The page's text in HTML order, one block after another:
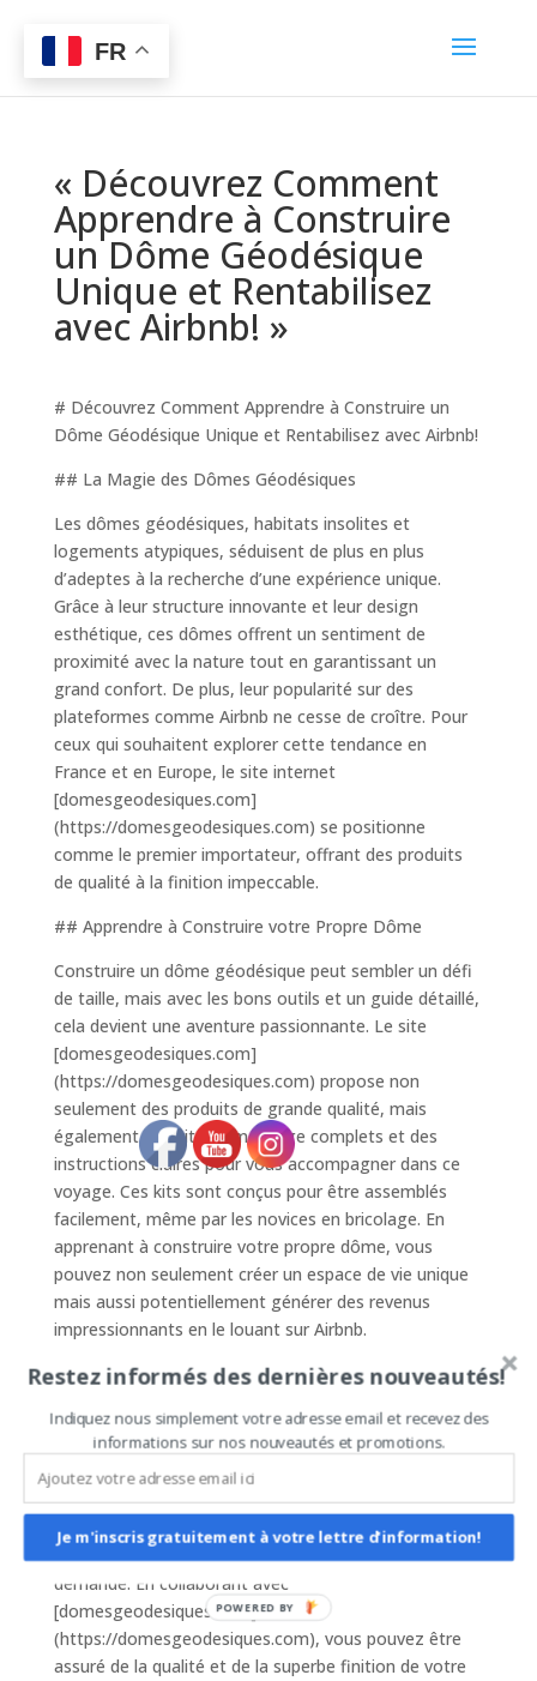
« Découvrez Comment
Apprendre à Construire
un Dôme Géodésique
Unique et Rentabilisez
avec Airbnb! »
# Découvrez Comment Apprendre à Construire un
Dôme Géodésique Unique et Rentabilisez avec Airbnb!
## La Magie des Dômes Géodésiques
Les dômes géodésiques, habitats insolites et
logements atypiques, séduisent de plus en plus
d’adeptes à la recherche d’une expérience unique.
Grâce à leur structure innovante et leur design
esthétique, ces dômes offrent un sentiment de
proximité avec la nature tout en garantissant un
grand confort. De plus, leur popularité sur des
plateformes comme Airbnb ne cesse de croître. Pour
ceux qui souhaitent explorer cette tendance en
France et en Europe, le site internet
[domesgeodesiques.com]
(https://domesgeodesiques.com) se positionne
comme le premier importateur, offrant des produits
de qualité à la finition impeccable.
## Apprendre à Construire votre Propre Dôme
Construire un dôme géodésique peut sembler un défi
de taille, mais avec les bons outils et un guide détaillé,
cela devient une aventure passionnante. Le site
[domesgeodesiques.com]
(https://domesgeodesiques.com) propose non
seulement des produits de grande qualité, mais
également des kits de montage complets et des
instructions claires pour vous accompagner dans ce
voyage. Ces kits sont conçus pour être assemblés
facilement, même par les novices en bricolage. En
apprenant à construire votre propre dôme, vous
pouvez non seulement créer un espace de vie unique
mais aussi potentiellement générer des revenus
impressionnants en le louant sur Airbnb.
## Rentabilisez votre Habitat Atypique
Une fois votre dôme géodésique monté, il est temps
de le transformer en une source de revenus passifs.
Les voyageurs et les amateurs de séjours insolites
sont constamment à la recherche de logements
atypiques sur Airbnb. Les dômes, avec leur cachet et
leur originalité, répondent parfaitement à cette
demande. En collaborant avec
[domesgeodesiques.com]
(https://domesgeodesiques.com), vous pouvez être
assuré de la qualité et de la superbe finition de votre
FR
Restez informés des dernières nouveautés!
Indiquez nous simplement votre adresse email et recevez des
informations sur nos nouveautés et promotions.
Je m'inscris gratuitement à votre lettre d'information!
POWERED BY